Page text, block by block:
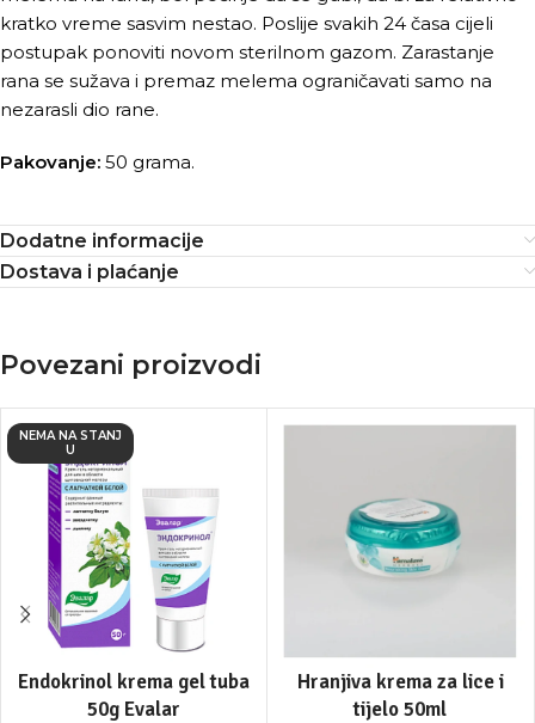
kratko vreme sasvim nestao. Poslije svakih 24 časa cijeli
postupak ponoviti novom sterilnom gazom. Zarastanje
rana se sužava i premaz melema ograničavati samo na
nezarasli dio rane.
Pakovanje: 50 grama.
Dodatne informacije
Dostava i plaćanje
Povezani proizvodi
NEMA NA STANJ
U
Endokrinol krema gel tuba
50g Evalar
Hranjiva krema za lice i
tijelo 50ml